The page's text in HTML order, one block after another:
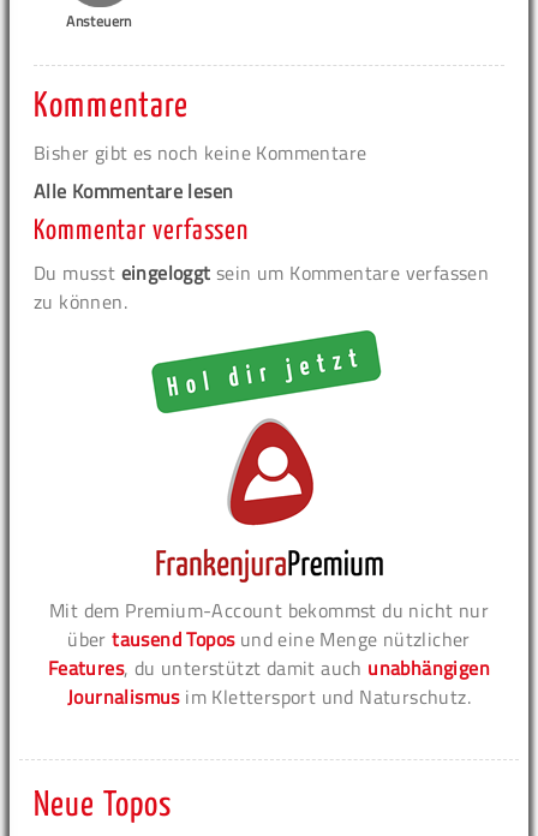
Ansteuern
Kommentare
Bisher gibt es noch keine Kommentare
Alle Kommentare lesen
Kommentar verfassen
Du musst eingeloggt sein um Kommentare verfassen
zu können.
Mit dem Premium-Account bekommst du nicht nur
übertausend Toposund eine Menge nützlicher
Features, du unterstützt damit auch unabhängigen
Journalismusim Klettersport und Naturschutz.
Neue Topos